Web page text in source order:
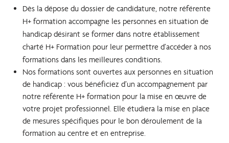
Dès la dépose du dossier de candidature, notre référente
H+ formation accompagne les personnes en situation de
handicap désirant se former dans notre établissement
charté H+ Formation pour leur permettre d’accéder à nos
formations dans les meilleures conditions.
Nos formations sont ouvertes aux personnes en situation
de handicap : vous bénéficiez d’un accompagnement par
notre référente H+ formation pour la mise en œuvre de
votre projet professionnel. Elle étudiera la mise en place
de mesures spécifiques pour le bon déroulement de la
formation au centre et en entreprise.